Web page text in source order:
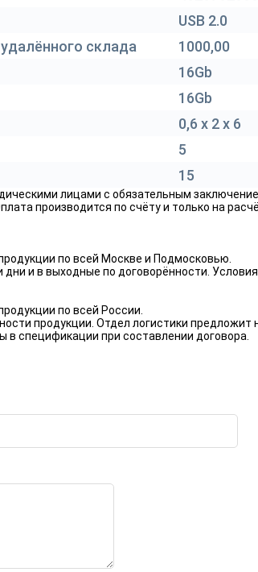
USB 2.0
склада
1000,00
16Gb
16Gb
0,6 х 2 х 6
5
15
лицами с обязательным
производится по счёту и только на
по всей Москве и Подмосковью.
и в выходные по договорённости.
по всей России.
продукции. Отдел логистики
в спецификации при составлении договора.